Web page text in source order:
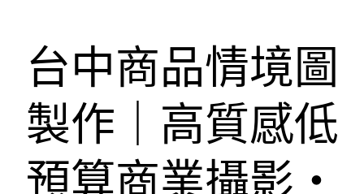
台中商品情境圖
製作｜高質感低